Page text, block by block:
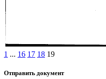
1 ... 16 17 18 19
Отправить документ